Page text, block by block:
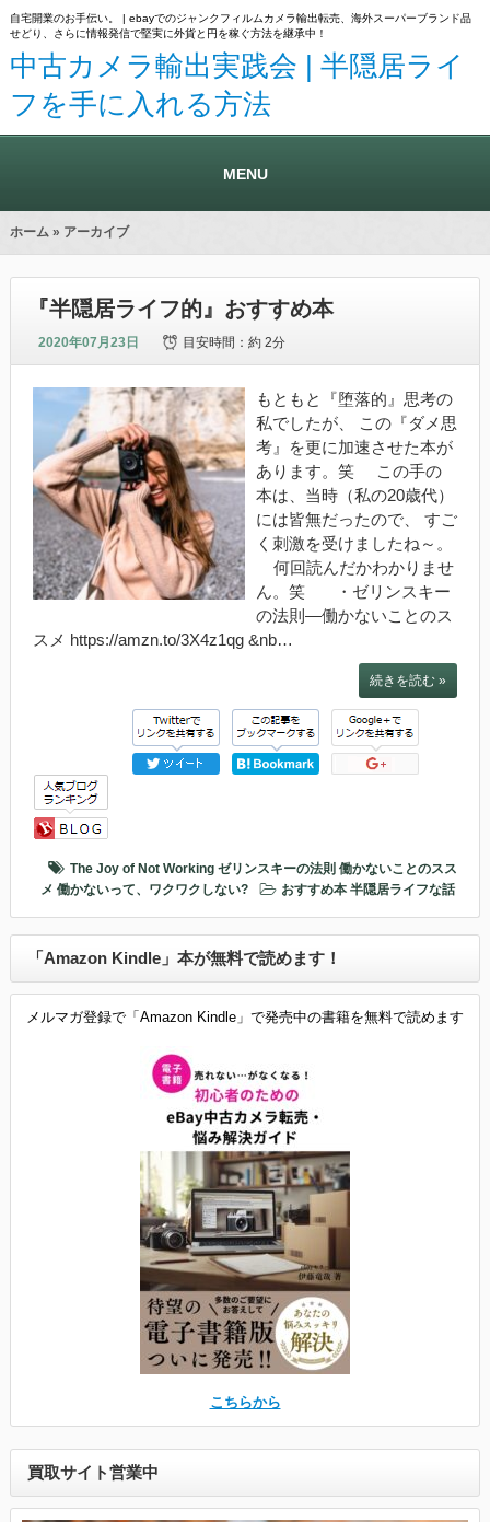
自宅開業のお手伝い。 | ebayでのジャンクフィルムカメラ輸出転売、海外スーパーブランド品
せどり、さらに情報発信で堅実に外貨と円を稼ぐ方法を継承中！
中古カメラ輸出実践会 | 半隠居ライ
フを手に入れる方法
MENU
ホーム» アーカイブ
『半隠居ライフ的』おすすめ本
2020年07月23日 目安時間：約 2分
もともと『堕落的』思考の
私でしたが、 この『ダメ思
考』を更に加速させた本が
あります。笑 この手の
本は、当時（私の20歳代）
には皆無だったので、 すご
く刺激を受けましたね～。
何回読んだかわかりませ
ん。笑 ・ゼリンスキー
の法則―働かないことのス
スメ https://amzn.to/3X4z1qg &nb…
続きを読む »
The Joy of Not Working ゼリンスキーの法則 働かないことのスス
メ 働かないって、ワクワクしない? おすすめ本 半隠居ライフな話
「Amazon Kindle」本が無料で読めます！
メルマガ登録で「Amazon Kindle」で発売中の書籍を無料で読めます
こちらから
買取サイト営業中